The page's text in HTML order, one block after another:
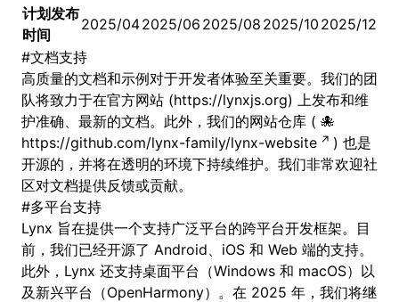
计划发布
时间
2025/042025/06 2025/08 2025/10 2025/12
#文档支持
高质量的文档和示例对于开发者体验至关重要。我们的团
队将致力于在官方网站 (https://lynxjs.org) 上发布和维
护准确、最新的文档。此外，我们的网站仓库 (
https://github.com/lynx-family/lynx-website
) 也是
开源的，并将在透明的环境下持续维护。我们非常欢迎社
区对文档提供反馈或贡献。
#多平台支持
Lynx 旨在提供一个支持广泛平台的跨平台开发框架。目
前，我们已经开源了 Android、iOS 和 Web 端的支持。
此外，Lynx 还支持桌面平台（Windows 和 macOS）以
及新兴平台（OpenHarmony）。在 2025 年，我们将继